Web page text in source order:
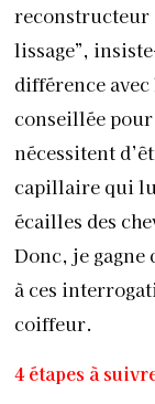
reconstructeur
lissage”,
différence
conseillée
nécessitent
capillaire qui
écailles des
Donc, je gagne
à ces
coiffeur.
4 étapes à